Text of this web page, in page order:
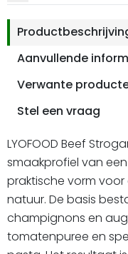
Aanvullende
Verwante
Stel een vraag
LYOFOOD Beef
smaakprofiel van
praktische vorm
natuur. De basis
champignons en
tomatenpuree en